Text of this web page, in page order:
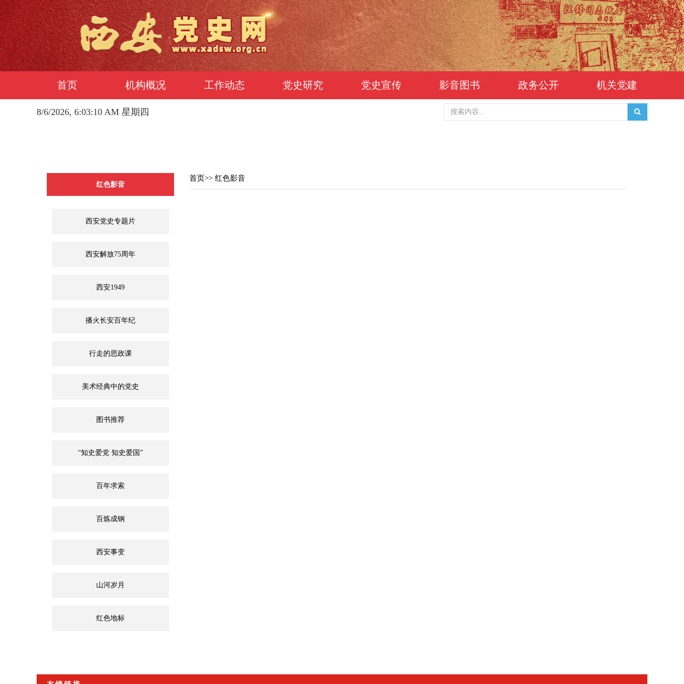
首页 机构概况 工作动态 党史研究 党史宣传 影音图书 政务公开 机关党建
8/6/2026, 6:03:11 AM 星期四
红色影音
西安党史专题片
西安解放75周年
西安1949
播火长安百年纪
行走的思政课
美术经典中的党史
图书推荐
“知史爱党 知史爱国”
百年求索
百炼成钢
西安事变
山河岁月
红色地标
首页>> 红色影音